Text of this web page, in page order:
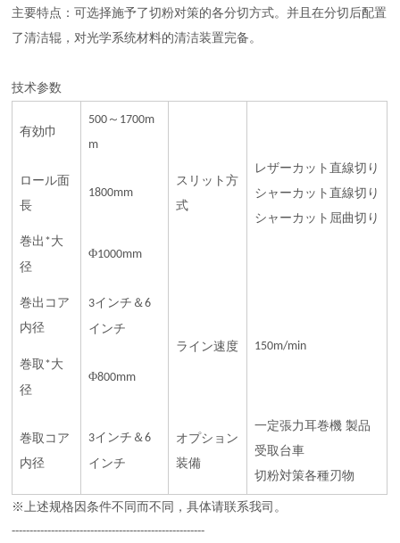
主要特点：可选择施予了切粉对策的各分切方式。并且在分切后配置
了清洁辊，对光学系统材料的清洁装置完备。
技术参数
有効巾
500 ～ 1700m
m
スリット方
式
レザーカット直線切り
シャーカット直線切り
シャーカット屈曲切り
ロール面
長
1800mm
巻出 *大
径
Φ1000mm
巻出コア
内径
3インチ＆6
インチ
ライン速度
150m/min
巻取 *大
径
Φ800mm
巻取コア
内径
3インチ＆6
インチ
オプション
装備
一定張力耳巻機 製品
受取台車
切粉対策各種刃物
※上述规格因条件不同而不同，具体请联系我司。
------------------------------------------------------